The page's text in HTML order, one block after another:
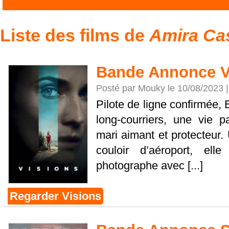
Liste des films de Amira
Bande Annonce
Posté par Mouky le 10/08/2023
Pilote de ligne confirmée,
long-courriers, une vie
mari aimant et
couloir d’aéroport,
photographe avec [...]
Regarder Visions